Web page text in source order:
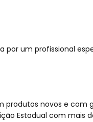
por um profissional
produtos novos e com
Estadual com